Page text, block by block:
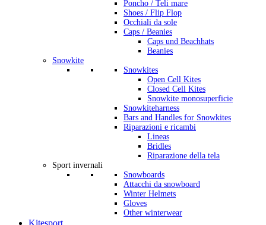
Poncho / Teli mare
Shoes / Flip Flop
Occhiali da sole
Caps / Beanies
Caps und Beachhats
Beanies
Snowkite
Snowkites
Open Cell Kites
Closed Cell Kites
Snowkite monosuperficie
Snowkiteharness
Bars and Handles for Snowkites
Riparazioni e ricambi
Lineas
Bridles
Riparazione della tela
Sport invernali
Snowboards
Attacchi da snowboard
Winter Helmets
Gloves
Other winterwear
Kitesport